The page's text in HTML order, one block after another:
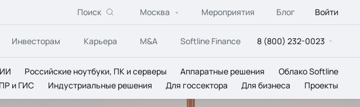
Поиск Москва Мероприятия Блог Войти
Инвесторам Карьера M&A Softline Finance 8 (800) 232-0023
Российские ноутбуки, ПК и серверы Аппаратные решения
Облако Softline
и ГИС
Индустриальные решения Для госсектора Для бизнеса Проекты